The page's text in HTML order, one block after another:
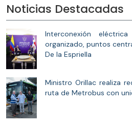
Noticias Destacadas
Interconexión
organizado, puntos
De la Espriella
Ministro Orillac realiza
ruta de Metrobus con